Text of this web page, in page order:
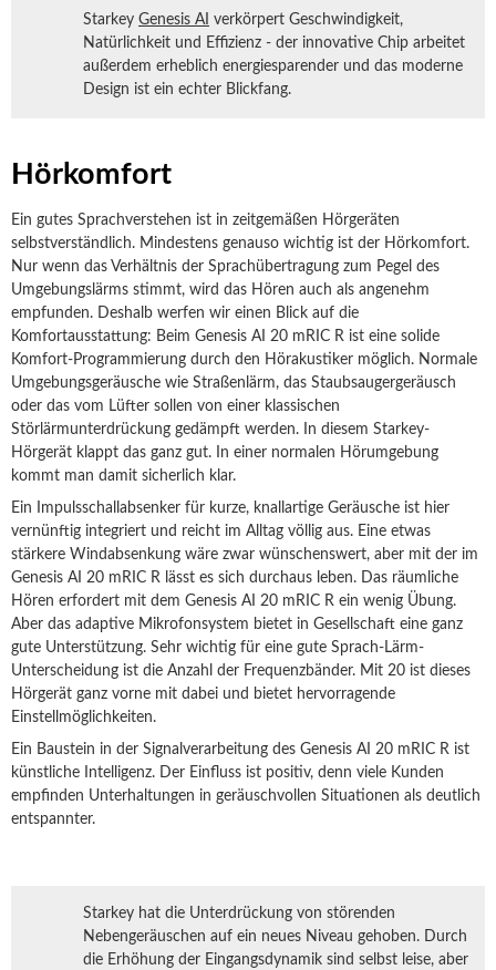
Starkey Genesis AI verkörpert Geschwindigkeit,
Natürlichkeit und Effizienz - der innovative Chip arbeitet
außerdem erheblich energiesparender und das moderne
Design ist ein echter Blickfang.
Hörkomfort
Ein gutes Sprachverstehen ist in zeitgemäßen Hörgeräten
selbstverständlich. Mindestens genauso wichtig ist der Hörkomfort.
Nur wenn das Verhältnis der Sprachübertragung zum Pegel des
Umgebungslärms stimmt, wird das Hören auch als angenehm
empfunden. Deshalb werfen wir einen Blick auf die
Komfortausstattung: Beim Genesis AI 20 mRIC R ist eine solide
Komfort-Programmierung durch den Hörakustiker möglich. Normale
Umgebungsgeräusche wie Straßenlärm, das Staubsaugergeräusch
oder das vom Lüfter sollen von einer klassischen
Störlärmunterdrückung gedämpft werden. In diesem Starkey-
Hörgerät klappt das ganz gut. In einer normalen Hörumgebung
kommt man damit sicherlich klar.
Ein Impulsschallabsenker für kurze, knallartige Geräusche ist hier
vernünftig integriert und reicht im Alltag völlig aus. Eine etwas
stärkere Windabsenkung wäre zwar wünschenswert, aber mit der im
Genesis AI 20 mRIC R lässt es sich durchaus leben. Das räumliche
Hören erfordert mit dem Genesis AI 20 mRIC R ein wenig Übung.
Aber das adaptive Mikrofonsystem bietet in Gesellschaft eine ganz
gute Unterstützung. Sehr wichtig für eine gute Sprach-Lärm-
Unterscheidung ist die Anzahl der Frequenzbänder. Mit 20 ist dieses
Hörgerät ganz vorne mit dabei und bietet hervorragende
Einstellmöglichkeiten.
Ein Baustein in der Signalverarbeitung des Genesis AI 20 mRIC R ist
künstliche Intelligenz. Der Einfluss ist positiv, denn viele Kunden
empfinden Unterhaltungen in geräuschvollen Situationen als deutlich
entspannter.
Starkey hat die Unterdrückung von störenden
Nebengeräuschen auf ein neues Niveau gehoben. Durch
die Erhöhung der Eingangsdynamik sind selbst leise, aber